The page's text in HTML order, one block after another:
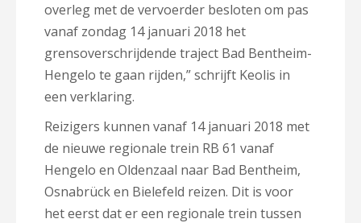
overleg met de vervoerder besloten om pas
vanaf zondag 14 januari 2018 het
grensoverschrijdende traject Bad Bentheim-
Hengelo te gaan rijden,” schrijft Keolis in
een verklaring.
Reizigers kunnen vanaf 14 januari 2018 met
de nieuwe regionale trein RB 61 vanaf
Hengelo en Oldenzaal naar Bad Bentheim,
Osnabrück en Bielefeld reizen. Dit is voor
het eerst dat er een regionale trein tussen